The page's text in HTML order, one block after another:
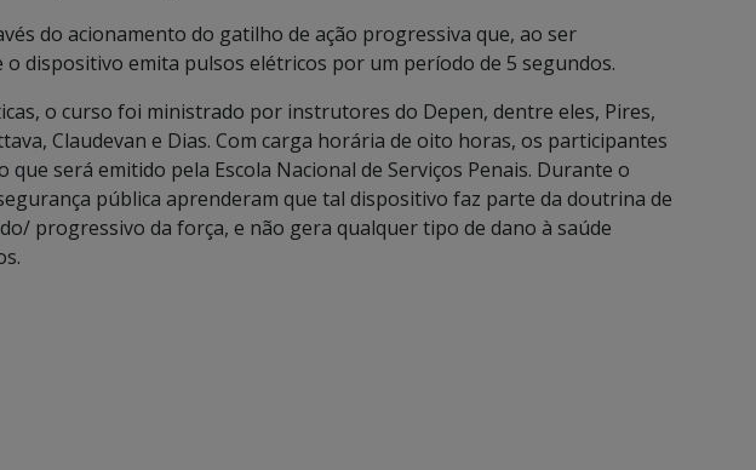
do acionamento do gatilho de ação progressiva que, ao ser
dispositivo emita pulsos elétricos por um período de 5 segundos.
o curso foi ministrado por instrutores do Depen, dentre eles, Pires,
Claudevan e Dias. Com carga horária de oito horas, os participantes
será emitido pela Escola Nacional de Serviços Penais. Durante o
pública aprenderam que tal dispositivo faz parte da doutrina de
progressivo da força, e não gera qualquer tipo de dano à saúde